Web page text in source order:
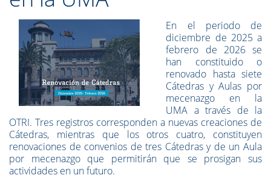
En el periodo de
diciembre de 2025 a
febrero de 2026 se
han constituido o
renovado hasta siete
Cátedras y Aulas por
mecenazgo en la
UMA a través de la
OTRI. Tres registros corresponden a nuevas creaciones de
Cátedras, mientras que los otros cuatro, constituyen
renovaciones de convenios de tres Cátedras y de un Aula
por mecenazgo que permitirán que se prosigan sus
actividades en un futuro.